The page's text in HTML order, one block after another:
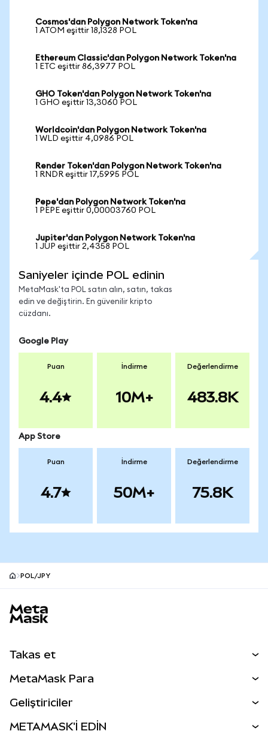
Cosmos'dan Polygon Network Token'na
1 ATOM eşittir 18,1328 POL
Ethereum Classic'dan Polygon Network Token'na
1 ETC eşittir 86,3977 POL
GHO Token'dan Polygon Network Token'na
1 GHO eşittir 13,3060 POL
Worldcoin'dan Polygon Network Token'na
1 WLD eşittir 4,0986 POL
Render Token'dan Polygon Network Token'na
1 RNDR eşittir 17,5995 POL
Pepe'dan Polygon Network Token'na
1 PEPE eşittir 0,00003760 POL
Jupiter'dan Polygon Network Token'na
1 JUP eşittir 2,4358 POL
Saniyeler içinde POL edinin
MetaMask'ta POL satın alın, satın, takas
edin ve değiştirin. En güvenilir kripto
cüzdanı.
Google Play
Puan
4.4
İndirme
10M+
Değerlendirme
483.8K
App Store
Puan
4.7
İndirme
50M+
Değerlendirme
75.8K
POL/JPY
Takas et
Perps
RWA'lar
MetaMask Para
Geliştiriciler
METAMASK'İ EDİN